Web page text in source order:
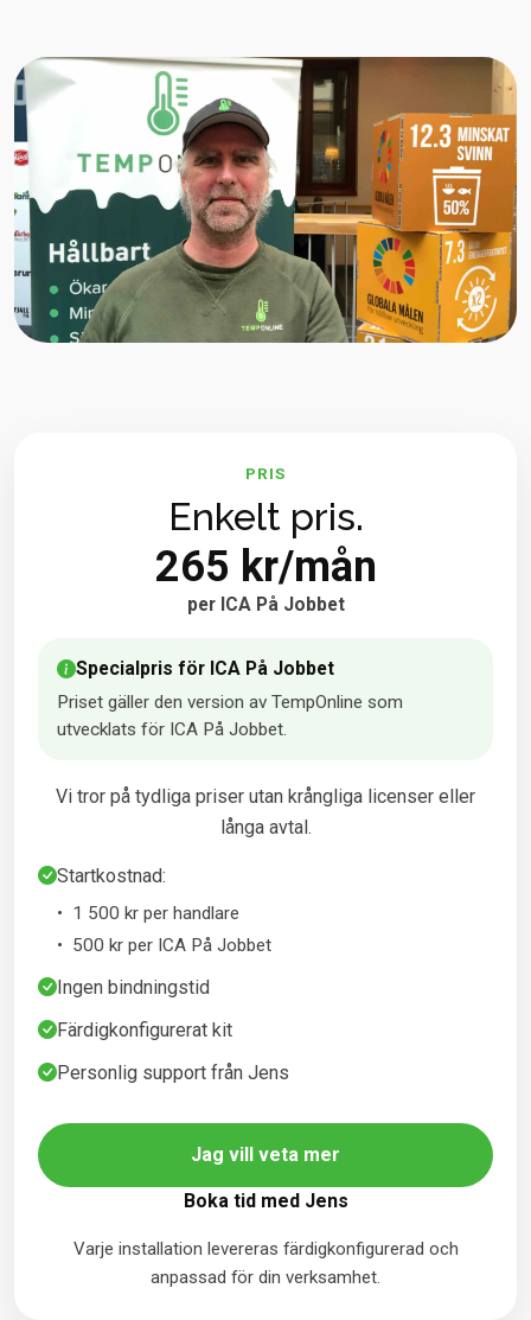
PRIS
Enkelt pris.
265 kr/mån
per ICA På Jobbet
Specialpris för ICA På Jobbet
Priset gäller den version av TempOnline som
utvecklats för ICA På Jobbet.
Vi tror på tydliga priser utan krångliga licenser eller
långa avtal.
Startkostnad:
1 500 kr per handlare
500 kr per ICA På Jobbet
Ingen bindningstid
Färdigkonfigurerat kit
Personlig support från Jens
Jag vill veta mer
Boka tid med Jens
Varje installation levereras färdigkonfigurerad och
anpassad för din verksamhet.